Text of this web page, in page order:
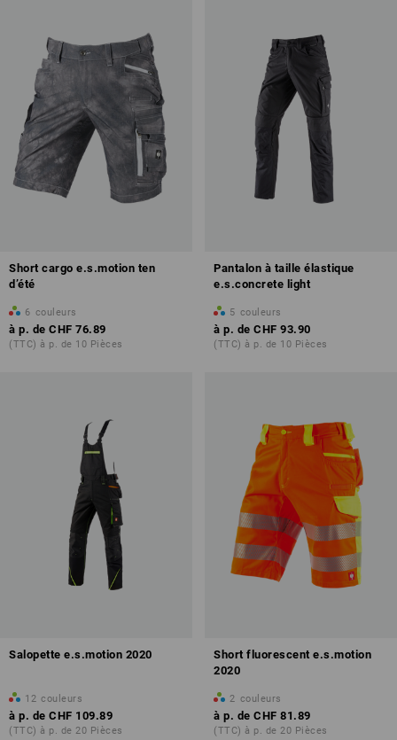
Short cargo e.s.motion ten
d’été
6 couleurs
à p. de CHF 76.89
(TTC) à p. de 10 Pièces
Pantalon à taille élastique
e.s.concrete light
5 couleurs
à p. de CHF 93.90
(TTC) à p. de 10 Pièces
Salopette e.s.motion 2020
12 couleurs
à p. de CHF 109.89
(TTC) à p. de 20 Pièces
Short fluorescent e.s.motion
2020
2 couleurs
à p. de CHF 81.89
(TTC) à p. de 20 Pièces